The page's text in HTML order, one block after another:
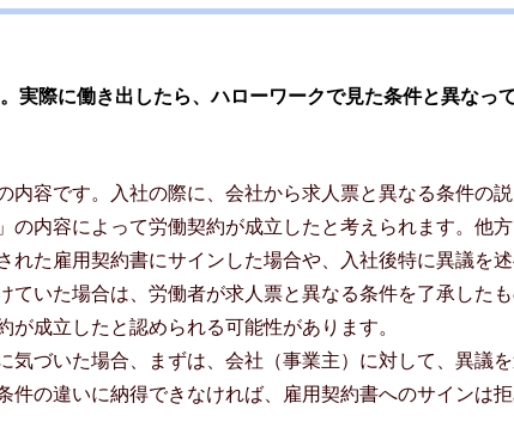
実際に働き出したら、ハローワークで見た条件と異なっ
内容です。入社の際に、会社から求人票と異なる条件の
の内容によって労働契約が成立したと考えられます。他
れた雇用契約書にサインした場合や、入社後特に異議を
ていた場合は、労働者が求人票と異なる条件を了承した
成立したと認められる可能性があります。
気づいた場合、まずは、会社（事業主）に対して、異議
件の違いに納得できなければ、雇用契約書へのサインは